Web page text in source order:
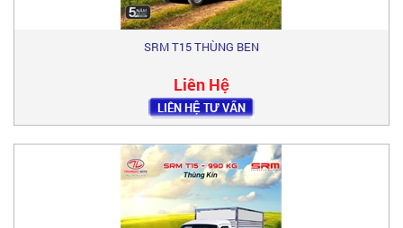
SRM T15 THÙNG BEN
Liên Hệ
LIÊN HỆ TƯ VẤN